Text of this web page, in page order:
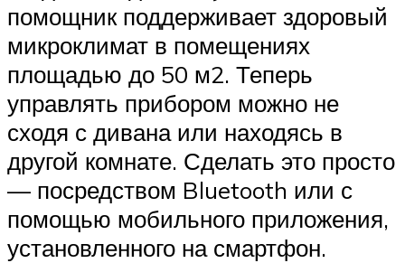
помощник поддерживает здоровый
микроклимат в помещениях
площадью до 50 м2. Теперь
управлять прибором можно не
сходя с дивана или находясь в
другой комнате. Сделать это просто
— посредством Bluetooth или с
помощью мобильного приложения,
установленного на смартфон.